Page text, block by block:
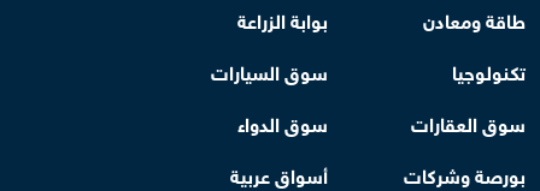
طاقة ومعادن
بوابة الزراعة
تكنولوجيا
سوق السيارات
سوق العقارات
سوق الدواء
بورصة وشركات
أسواق عربية